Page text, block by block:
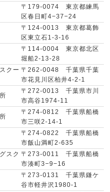
〒179-0074 東京都練馬
区春日町4−37−24
〒124-0013 東京都葛飾
区東立石1-3-16
〒114-0004 東京都北区
堀船2-13-28
クー 〒262-0048 千葉県千葉
市花見川区柏井4-2-1
〒272-0013 千葉県市川
市高谷1974-11
〒274-0812 千葉県船橋
市三咲2-14-1
〒274-0822 千葉県船橋
市飯山満町2‐635
スク 〒273-0011 千葉県船橋
市湊町3−9−16
〒273-0131 千葉県鎌ケ
谷市軽井沢1980-1